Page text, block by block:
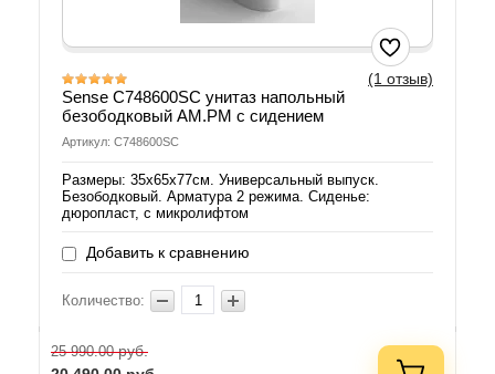
(1 отзыв)
Sense C748600SC унитаз напольный
безободковый AM.PM с сидением
Артикул: C748600SC
Размеры: 35х65х77см. Универсальный выпуск.
Безободковый. Арматура 2 режима. Сиденье:
дюропласт, с микролифтом
Добавить к сравнению
Количество:
25 990.00руб.